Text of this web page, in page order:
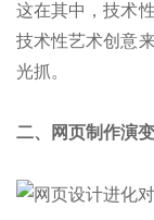
这在其中，技术
技术性艺术创意
光抓。
二、网页制作演